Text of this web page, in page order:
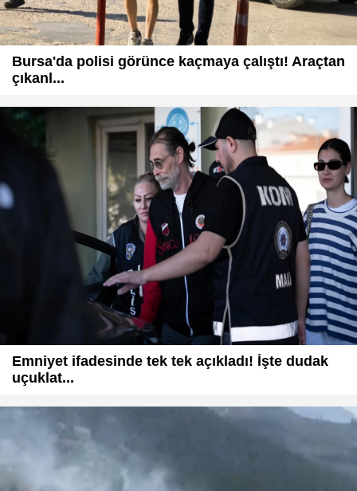
Bursa'da polisi görünce kaçmaya çalıştı! Araçtan
çıkanl...
Emniyet ifadesinde tek tek açıkladı! İşte dudak
uçuklat...